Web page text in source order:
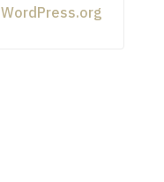
WordPress.org